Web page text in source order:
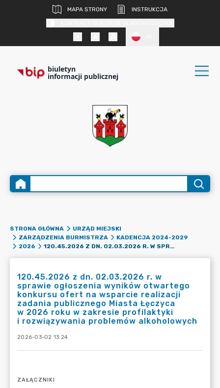
MAPA STRONY
INSTRUKCJA
biuletyn
informacji publicznej
STRONA GŁÓWNA
URZĄD MIEJSKI
ZARZĄDZENIA BURMISTRZA
KADENCJA 2024-2029
2026
120.45.2026 Z DN. 02.03.2026 R. W SPRAWIE OGŁOSZENIA WYNIKÓW OTWARTEGO KONKURSU OFERT NA WSPARCIE REALIZACJI ZADANIA PUBLICZNEGO MIASTA ŁĘCZYCA W 2026 ROKU W ZAKRESIE PROFILAKTYKI I ROZWIĄZYWANIA PROBLEMÓW ALKOHOLOWYCH
120.45.2026 z dn. 02.03.2026 r. w
sprawie ogłoszenia wyników otwartego
konkursu ofert na wsparcie realizacji
zadania publicznego Miasta Łęczyca
w 2026 roku w zakresie profilaktyki
i rozwiązywania problemów alkoholowych
2026-03-02 13:24
ZAŁĄCZNIKI